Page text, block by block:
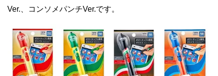
Ver.、コンソメパンチVer.です。